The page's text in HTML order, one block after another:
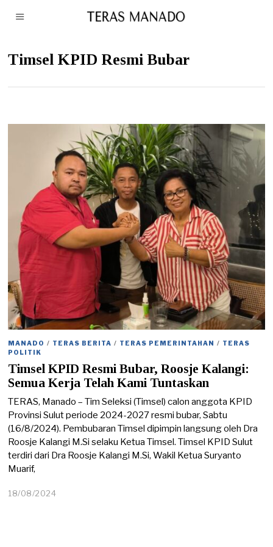
Timsel KPID Resmi Bubar
MANADO / TERAS BERITA / TERAS PEMERINTAHAN / TERAS
POLITIK
Timsel KPID Resmi Bubar, Roosje Kalangi:
Semua Kerja Telah Kami Tuntaskan
TERAS, Manado – Tim Seleksi (Timsel) calon anggota KPID
Provinsi Sulut periode 2024-2027 resmi bubar, Sabtu
(16/8/2024). Pembubaran Timsel dipimpin langsung oleh Dra
Roosje Kalangi M.Si selaku Ketua Timsel. Timsel KPID Sulut
terdiri dari Dra Roosje Kalangi M.Si, Wakil Ketua Suryanto
Muarif,
18/08/2024